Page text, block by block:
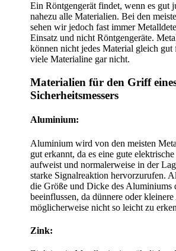
Ein Röntgengerät findet, wenn es gut
nahezu alle Materialien. Bei den
sehen wir jedoch fast immer
Einsatz und nicht Röntgengeräte.
können nicht jedes Material gleich gut
viele Materialine gar nicht.
Materialien für den Griff
Sicherheitsmessers
Aluminium:
Aluminium wird von den meisten
gut erkannt, da es eine gute
aufweist und normalerweise in der
starke Signalreaktion hervorzurufen.
die Größe und Dicke des Aluminiums
beeinflussen, da dünnere oder
möglicherweise nicht so leicht zu
Zink: